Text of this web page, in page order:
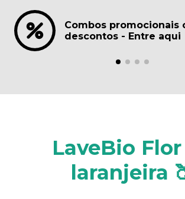
Combos promocionais
descontos - Entre aqui
LaveBio
laranjeira